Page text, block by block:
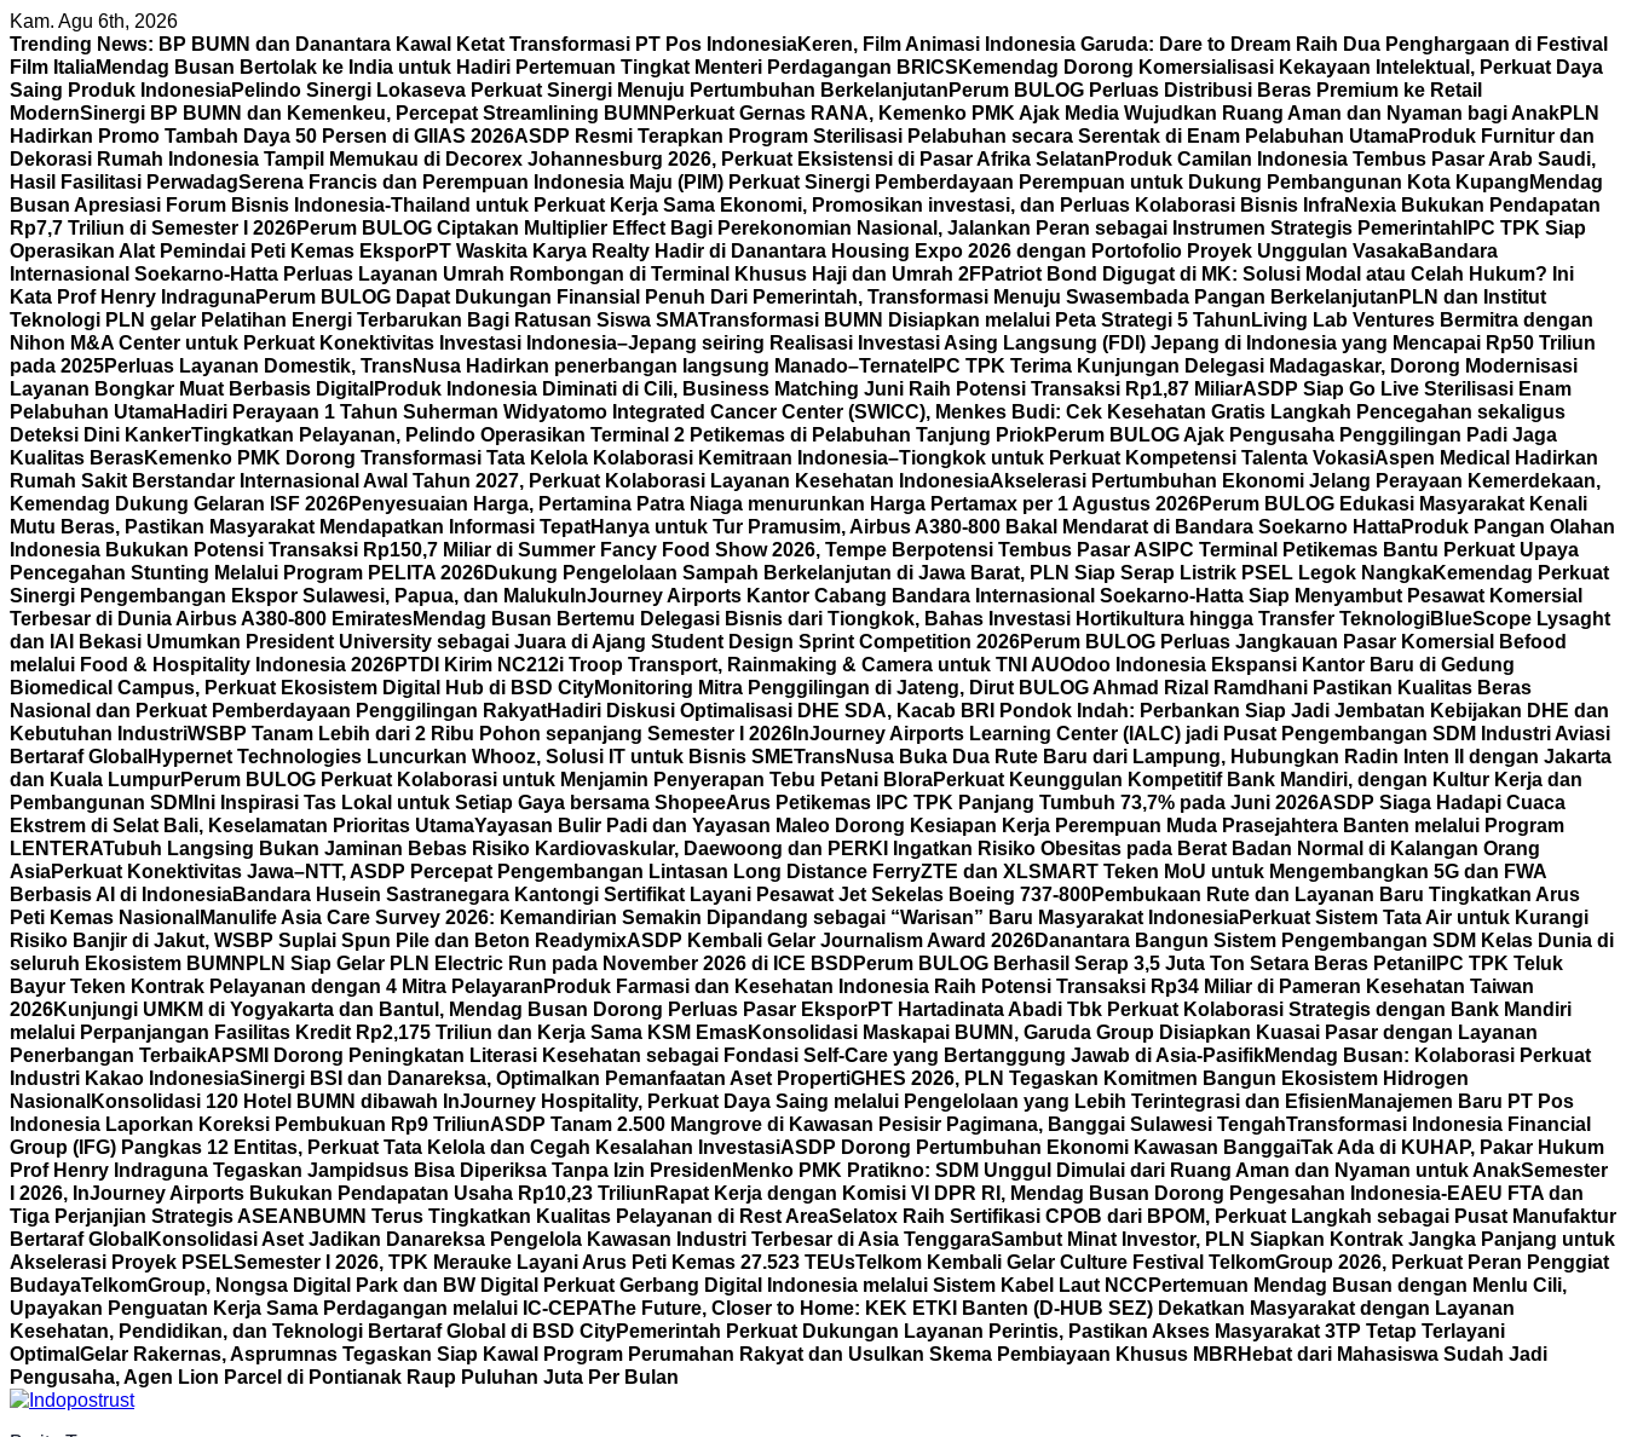
Skip
to
content
Kam. Agu 6th, 2026
Trending News: BP BUMN dan Danantara Kawal Ketat Transformasi PT Pos IndonesiaKeren, Film Animasi Indonesia Garuda: Dare to Dream Raih Dua Penghargaan di Festival
Film ItaliaMendag Busan Bertolak ke India untuk Hadiri Pertemuan Tingkat Menteri Perdagangan BRICS Kemendag Dorong Komersialisasi Kekayaan Intelektual, Perkuat Daya
Saing Produk IndonesiaPelindo Sinergi Lokaseva Perkuat Sinergi Menuju Pertumbuhan Berkelanjutan Perum BULOG Perluas Distribusi Beras Premium ke Retail
ModernSinergi BP BUMN dan Kemenkeu, Percepat Streamlining BUMN Perkuat Gernas RANA, Kemenko PMK Ajak Media Wujudkan Ruang Aman dan Nyaman bagi AnakPLN
Hadirkan Promo Tambah Daya 50 Persen di GIIAS 2026ASDP Resmi Terapkan Program Sterilisasi Pelabuhan secara Serentak di Enam Pelabuhan UtamaProduk Furnitur dan
Dekorasi Rumah Indonesia Tampil Memukau di Decorex Johannesburg 2026, Perkuat Eksistensi di Pasar Afrika Selatan Produk Camilan Indonesia Tembus Pasar Arab Saudi,
Hasil Fasilitasi PerwadagSerena Francis dan Perempuan Indonesia Maju (PIM) Perkuat Sinergi Pemberdayaan Perempuan untuk Dukung Pembangunan Kota Kupang Mendag
Busan Apresiasi Forum Bisnis Indonesia-Thailand untuk Perkuat Kerja Sama Ekonomi, Promosikan investasi, dan Perluas Kolaborasi Bisnis InfraNexia Bukukan Pendapatan
Rp7,7 Triliun di Semester I 2026Perum BULOG Ciptakan Multiplier Effect Bagi Perekonomian Nasional, Jalankan Peran sebagai Instrumen Strategis Pemerintah IPC TPK Siap
Operasikan Alat Pemindai Peti Kemas EksporPT Waskita Karya Realty Hadir di Danantara Housing Expo 2026 dengan Portofolio Proyek Unggulan VasakaBandara
Internasional Soekarno-Hatta Perluas Layanan Umrah Rombongan di Terminal Khusus Haji dan Umrah 2FPatriot Bond Digugat di MK: Solusi Modal atau Celah Hukum? Ini
Kata Prof Henry IndragunaPerum BULOG Dapat Dukungan Finansial Penuh Dari Pemerintah, Transformasi Menuju Swasembada Pangan Berkelanjutan PLN dan Institut
Teknologi PLN gelar Pelatihan Energi Terbarukan Bagi Ratusan Siswa SMATransformasi BUMN Disiapkan melalui Peta Strategi 5 Tahun Living Lab Ventures Bermitra dengan
Nihon M&A Center untuk Perkuat Konektivitas Investasi Indonesia–Jepang seiring Realisasi Investasi Asing Langsung (FDI) Jepang di Indonesia yang Mencapai Rp50 Triliun
pada 2025Perluas Layanan Domestik, TransNusa Hadirkan penerbangan langsung Manado–Ternate IPC TPK Terima Kunjungan Delegasi Madagaskar, Dorong Modernisasi
Layanan Bongkar Muat Berbasis Digital Produk Indonesia Diminati di Cili, Business Matching Juni Raih Potensi Transaksi Rp1,87 MiliarASDP Siap Go Live Sterilisasi Enam
Pelabuhan UtamaHadiri Perayaan 1 Tahun Suherman Widyatomo Integrated Cancer Center (SWICC), Menkes Budi: Cek Kesehatan Gratis Langkah Pencegahan sekaligus
Deteksi Dini KankerTingkatkan Pelayanan, Pelindo Operasikan Terminal 2 Petikemas di Pelabuhan Tanjung PriokPerum BULOG Ajak Pengusaha Penggilingan Padi Jaga
Kualitas BerasKemenko PMK Dorong Transformasi Tata Kelola Kolaborasi Kemitraan Indonesia–Tiongkok untuk Perkuat Kompetensi Talenta VokasiAspen Medical Hadirkan
Rumah Sakit Berstandar Internasional Awal Tahun 2027, Perkuat Kolaborasi Layanan Kesehatan IndonesiaAkselerasi Pertumbuhan Ekonomi Jelang Perayaan Kemerdekaan,
Kemendag Dukung Gelaran ISF 2026Penyesuaian Harga, Pertamina Patra Niaga menurunkan Harga Pertamax per 1 Agustus 2026Perum BULOG Edukasi Masyarakat Kenali
Mutu Beras, Pastikan Masyarakat Mendapatkan Informasi TepatHanya untuk Tur Pramusim, Airbus A380-800 Bakal Mendarat di Bandara Soekarno HattaProduk Pangan Olahan
Indonesia Bukukan Potensi Transaksi Rp150,7 Miliar di Summer Fancy Food Show 2026, Tempe Berpotensi Tembus Pasar AS IPC Terminal Petikemas Bantu Perkuat Upaya
Pencegahan Stunting Melalui Program PELITA 2026Dukung Pengelolaan Sampah Berkelanjutan di Jawa Barat, PLN Siap Serap Listrik PSEL Legok NangkaKemendag Perkuat
Sinergi Pengembangan Ekspor Sulawesi, Papua, dan Maluku InJourney Airports Kantor Cabang Bandara Internasional Soekarno-Hatta Siap Menyambut Pesawat Komersial
Terbesar di Dunia Airbus A380-800 EmiratesMendag Busan Bertemu Delegasi Bisnis dari Tiongkok, Bahas Investasi Hortikultura hingga Transfer TeknologiBlueScope Lysaght
dan IAI Bekasi Umumkan President University sebagai Juara di Ajang Student Design Sprint Competition 2026Perum BULOG Perluas Jangkauan Pasar Komersial Befood
melalui Food & Hospitality Indonesia 2026PTDI Kirim NC212i Troop Transport, Rainmaking & Camera untuk TNI AUOdoo Indonesia Ekspansi Kantor Baru di Gedung
Biomedical Campus, Perkuat Ekosistem Digital Hub di BSD CityMonitoring Mitra Penggilingan di Jateng, Dirut BULOG Ahmad Rizal Ramdhani Pastikan Kualitas Beras
Nasional dan Perkuat Pemberdayaan Penggilingan RakyatHadiri Diskusi Optimalisasi DHE SDA, Kacab BRI Pondok Indah: Perbankan Siap Jadi Jembatan Kebijakan DHE dan
Kebutuhan IndustriWSBP Tanam Lebih dari 2 Ribu Pohon sepanjang Semester I 2026 InJourney Airports Learning Center (IALC) jadi Pusat Pengembangan SDM Industri Aviasi
Bertaraf Global Hypernet Technologies Luncurkan Whooz, Solusi IT untuk Bisnis SMETransNusa Buka Dua Rute Baru dari Lampung, Hubungkan Radin Inten II dengan Jakarta
dan Kuala LumpurPerum BULOG Perkuat Kolaborasi untuk Menjamin Penyerapan Tebu Petani BloraPerkuat Keunggulan Kompetitif Bank Mandiri, dengan Kultur Kerja dan
Pembangunan SDM Ini Inspirasi Tas Lokal untuk Setiap Gaya bersama ShopeeArus Petikemas IPC TPK Panjang Tumbuh 73,7% pada Juni 2026ASDP Siaga Hadapi Cuaca
Ekstrem di Selat Bali, Keselamatan Prioritas UtamaYayasan Bulir Padi dan Yayasan Maleo Dorong Kesiapan Kerja Perempuan Muda Prasejahtera Banten melalui Program
LENTERATubuh Langsing Bukan Jaminan Bebas Risiko Kardiovaskular, Daewoong dan PERKI Ingatkan Risiko Obesitas pada Berat Badan Normal di Kalangan Orang
AsiaPerkuat Konektivitas Jawa–NTT, ASDP Percepat Pengembangan Lintasan Long Distance FerryZTE dan XLSMART Teken MoU untuk Mengembangkan 5G dan FWA
Berbasis AI di IndonesiaBandara Husein Sastranegara Kantongi Sertifikat Layani Pesawat Jet Sekelas Boeing 737-800Pembukaan Rute dan Layanan Baru Tingkatkan Arus
Peti Kemas Nasional Manulife Asia Care Survey 2026: Kemandirian Semakin Dipandang sebagai “Warisan” Baru Masyarakat IndonesiaPerkuat Sistem Tata Air untuk Kurangi
Risiko Banjir di Jakut, WSBP Suplai Spun Pile dan Beton ReadymixASDP Kembali Gelar Journalism Award 2026Danantara Bangun Sistem Pengembangan SDM Kelas Dunia di
seluruh Ekosistem BUMN PLN Siap Gelar PLN Electric Run pada November 2026 di ICE BSD Perum BULOG Berhasil Serap 3,5 Juta Ton Setara Beras Petani IPC TPK Teluk
Bayur Teken Kontrak Pelayanan dengan 4 Mitra Pelayaran Produk Farmasi dan Kesehatan Indonesia Raih Potensi Transaksi Rp34 Miliar di Pameran Kesehatan Taiwan
2026Kunjungi UMKM di Yogyakarta dan Bantul, Mendag Busan Dorong Perluas Pasar EksporPT Hartadinata Abadi Tbk Perkuat Kolaborasi Strategis dengan Bank Mandiri
melalui Perpanjangan Fasilitas Kredit Rp2,175 Triliun dan Kerja Sama KSM EmasKonsolidasi Maskapai BUMN, Garuda Group Disiapkan Kuasai Pasar dengan Layanan
Penerbangan TerbaikAPSMI Dorong Peningkatan Literasi Kesehatan sebagai Fondasi Self-Care yang Bertanggung Jawab di Asia-PasifikMendag Busan: Kolaborasi Perkuat
Industri Kakao IndonesiaSinergi BSI dan Danareksa, Optimalkan Pemanfaatan Aset PropertiGHES 2026, PLN Tegaskan Komitmen Bangun Ekosistem Hidrogen
Nasional Konsolidasi 120 Hotel BUMN dibawah InJourney Hospitality, Perkuat Daya Saing melalui Pengelolaan yang Lebih Terintegrasi dan Efisien Manajemen Baru PT Pos
Indonesia Laporkan Koreksi Pembukuan Rp9 TriliunASDP Tanam 2.500 Mangrove di Kawasan Pesisir Pagimana, Banggai Sulawesi TengahTransformasi Indonesia Financial
Group (IFG) Pangkas 12 Entitas, Perkuat Tata Kelola dan Cegah Kesalahan InvestasiASDP Dorong Pertumbuhan Ekonomi Kawasan BanggaiTak Ada di KUHAP, Pakar Hukum
Prof Henry Indraguna Tegaskan Jampidsus Bisa Diperiksa Tanpa Izin Presiden Menko PMK Pratikno: SDM Unggul Dimulai dari Ruang Aman dan Nyaman untuk AnakSemester
I 2026, InJourney Airports Bukukan Pendapatan Usaha Rp10,23 Triliun Rapat Kerja dengan Komisi VI DPR RI, Mendag Busan Dorong Pengesahan Indonesia-EAEU FTA dan
Tiga Perjanjian Strategis ASEAN BUMN Terus Tingkatkan Kualitas Pelayanan di Rest AreaSelatox Raih Sertifikasi CPOB dari BPOM, Perkuat Langkah sebagai Pusat Manufaktur
Bertaraf Global Konsolidasi Aset Jadikan Danareksa Pengelola Kawasan Industri Terbesar di Asia TenggaraSambut Minat Investor, PLN Siapkan Kontrak Jangka Panjang untuk
Akselerasi Proyek PSELSemester I 2026, TPK Merauke Layani Arus Peti Kemas 27.523 TEUsTelkom Kembali Gelar Culture Festival TelkomGroup 2026, Perkuat Peran Penggiat
BudayaTelkomGroup, Nongsa Digital Park dan BW Digital Perkuat Gerbang Digital Indonesia melalui Sistem Kabel Laut NCC Pertemuan Mendag Busan dengan Menlu Cili,
Upayakan Penguatan Kerja Sama Perdagangan melalui IC-CEPAThe Future, Closer to Home: KEK ETKI Banten (D-HUB SEZ) Dekatkan Masyarakat dengan Layanan
Kesehatan, Pendidikan, dan Teknologi Bertaraf Global di BSD CityPemerintah Perkuat Dukungan Layanan Perintis, Pastikan Akses Masyarakat 3TP Tetap Terlayani
Optimal Gelar Rakernas, Asprumnas Tegaskan Siap Kawal Program Perumahan Rakyat dan Usulkan Skema Pembiayaan Khusus MBR Hebat dari Mahasiswa Sudah Jadi
Pengusaha, Agen Lion Parcel di Pontianak Raup Puluhan Juta Per Bulan